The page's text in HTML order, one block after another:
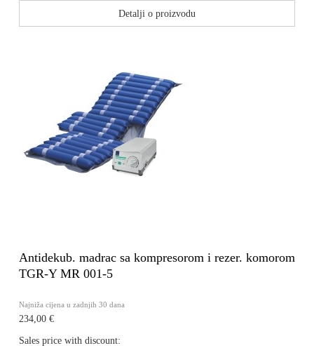
Detalji o proizvodu
Antidekub. madrac sa kompresorom i rezer. komorom
TGR-Y MR 001-5
Najniža cijena u zadnjih 30 dana
234,00 €
Sales price with discount: